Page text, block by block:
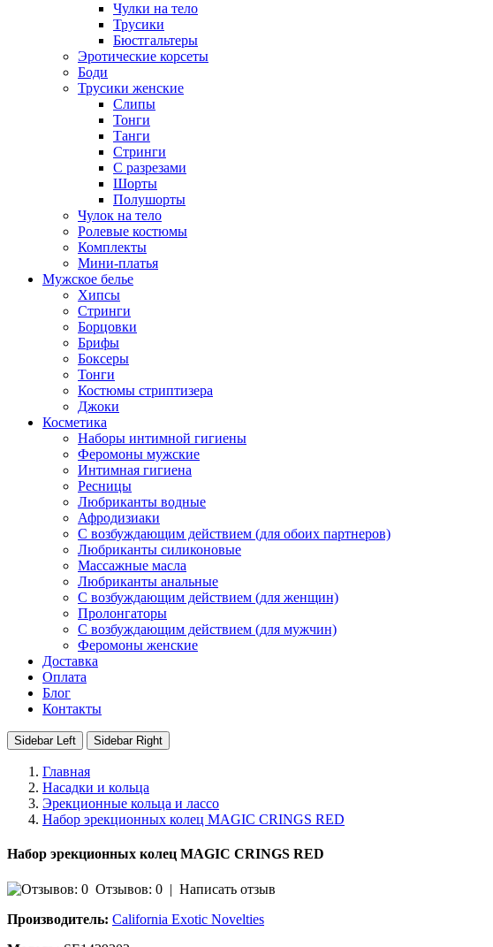
Чулки на тело
Трусики
Бюстгальтеры
Эротические корсеты
Боди
Трусики женские
Слипы
Тонги
Танги
Стринги
С разрезами
Шорты
Полушорты
Чулок на тело
Ролевые костюмы
Комплекты
Мини-платья
Мужское белье
Хипсы
Стринги
Борцовки
Брифы
Боксеры
Тонги
Костюмы стриптизера
Джоки
Косметика
Наборы интимной гигиены
Феромоны мужские
Интимная гигиена
Ресницы
Любриканты водные
Афродизиаки
С возбуждающим действием (для обоих партнеров)
Любриканты силиконовые
Массажные масла
Любриканты анальные
С возбуждающим действием (для женщин)
Пролонгаторы
С возбуждающим действием (для мужчин)
Феромоны женские
Доставка
Оплата
Блог
Контакты
Sidebar Left Sidebar Right
Главная
Насадки и кольца
Эрекционные кольца и лассо
Набор эрекционных колец MAGIC CRINGS RED
Набор эрекционных колец MAGIC CRINGS RED
Отзывов: 0 | Написать отзыв
Производитель: California Exotic Novelties